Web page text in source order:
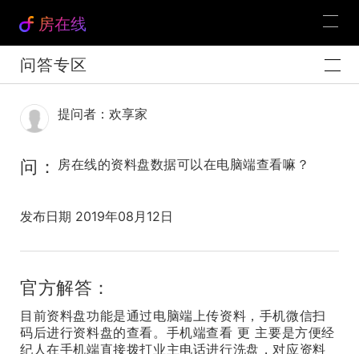
房在线
问答专区
提问者：欢享家
问： 房在线的资料盘数据可以在电脑端查看嘛？
发布日期 2019年08月12日
官方解答：
目前资料盘功能是通过电脑端上传资料，手机微信扫
码后进行资料盘的查看。手机端查看 更 主要是方便经
纪人在手机端直接拨打业主电话进行洗盘，对应资料